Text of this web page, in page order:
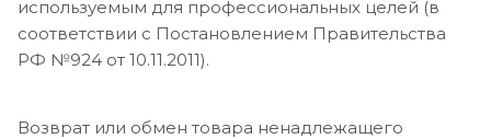
используемым для профессиональных целей (в
соответствии с Постановлением Правительства
РФ №924 от 10.11.2011).
Возврат или обмен товара ненадлежащего